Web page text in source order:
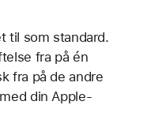
til som standard.
fra på én
fra på de andre
din Apple-